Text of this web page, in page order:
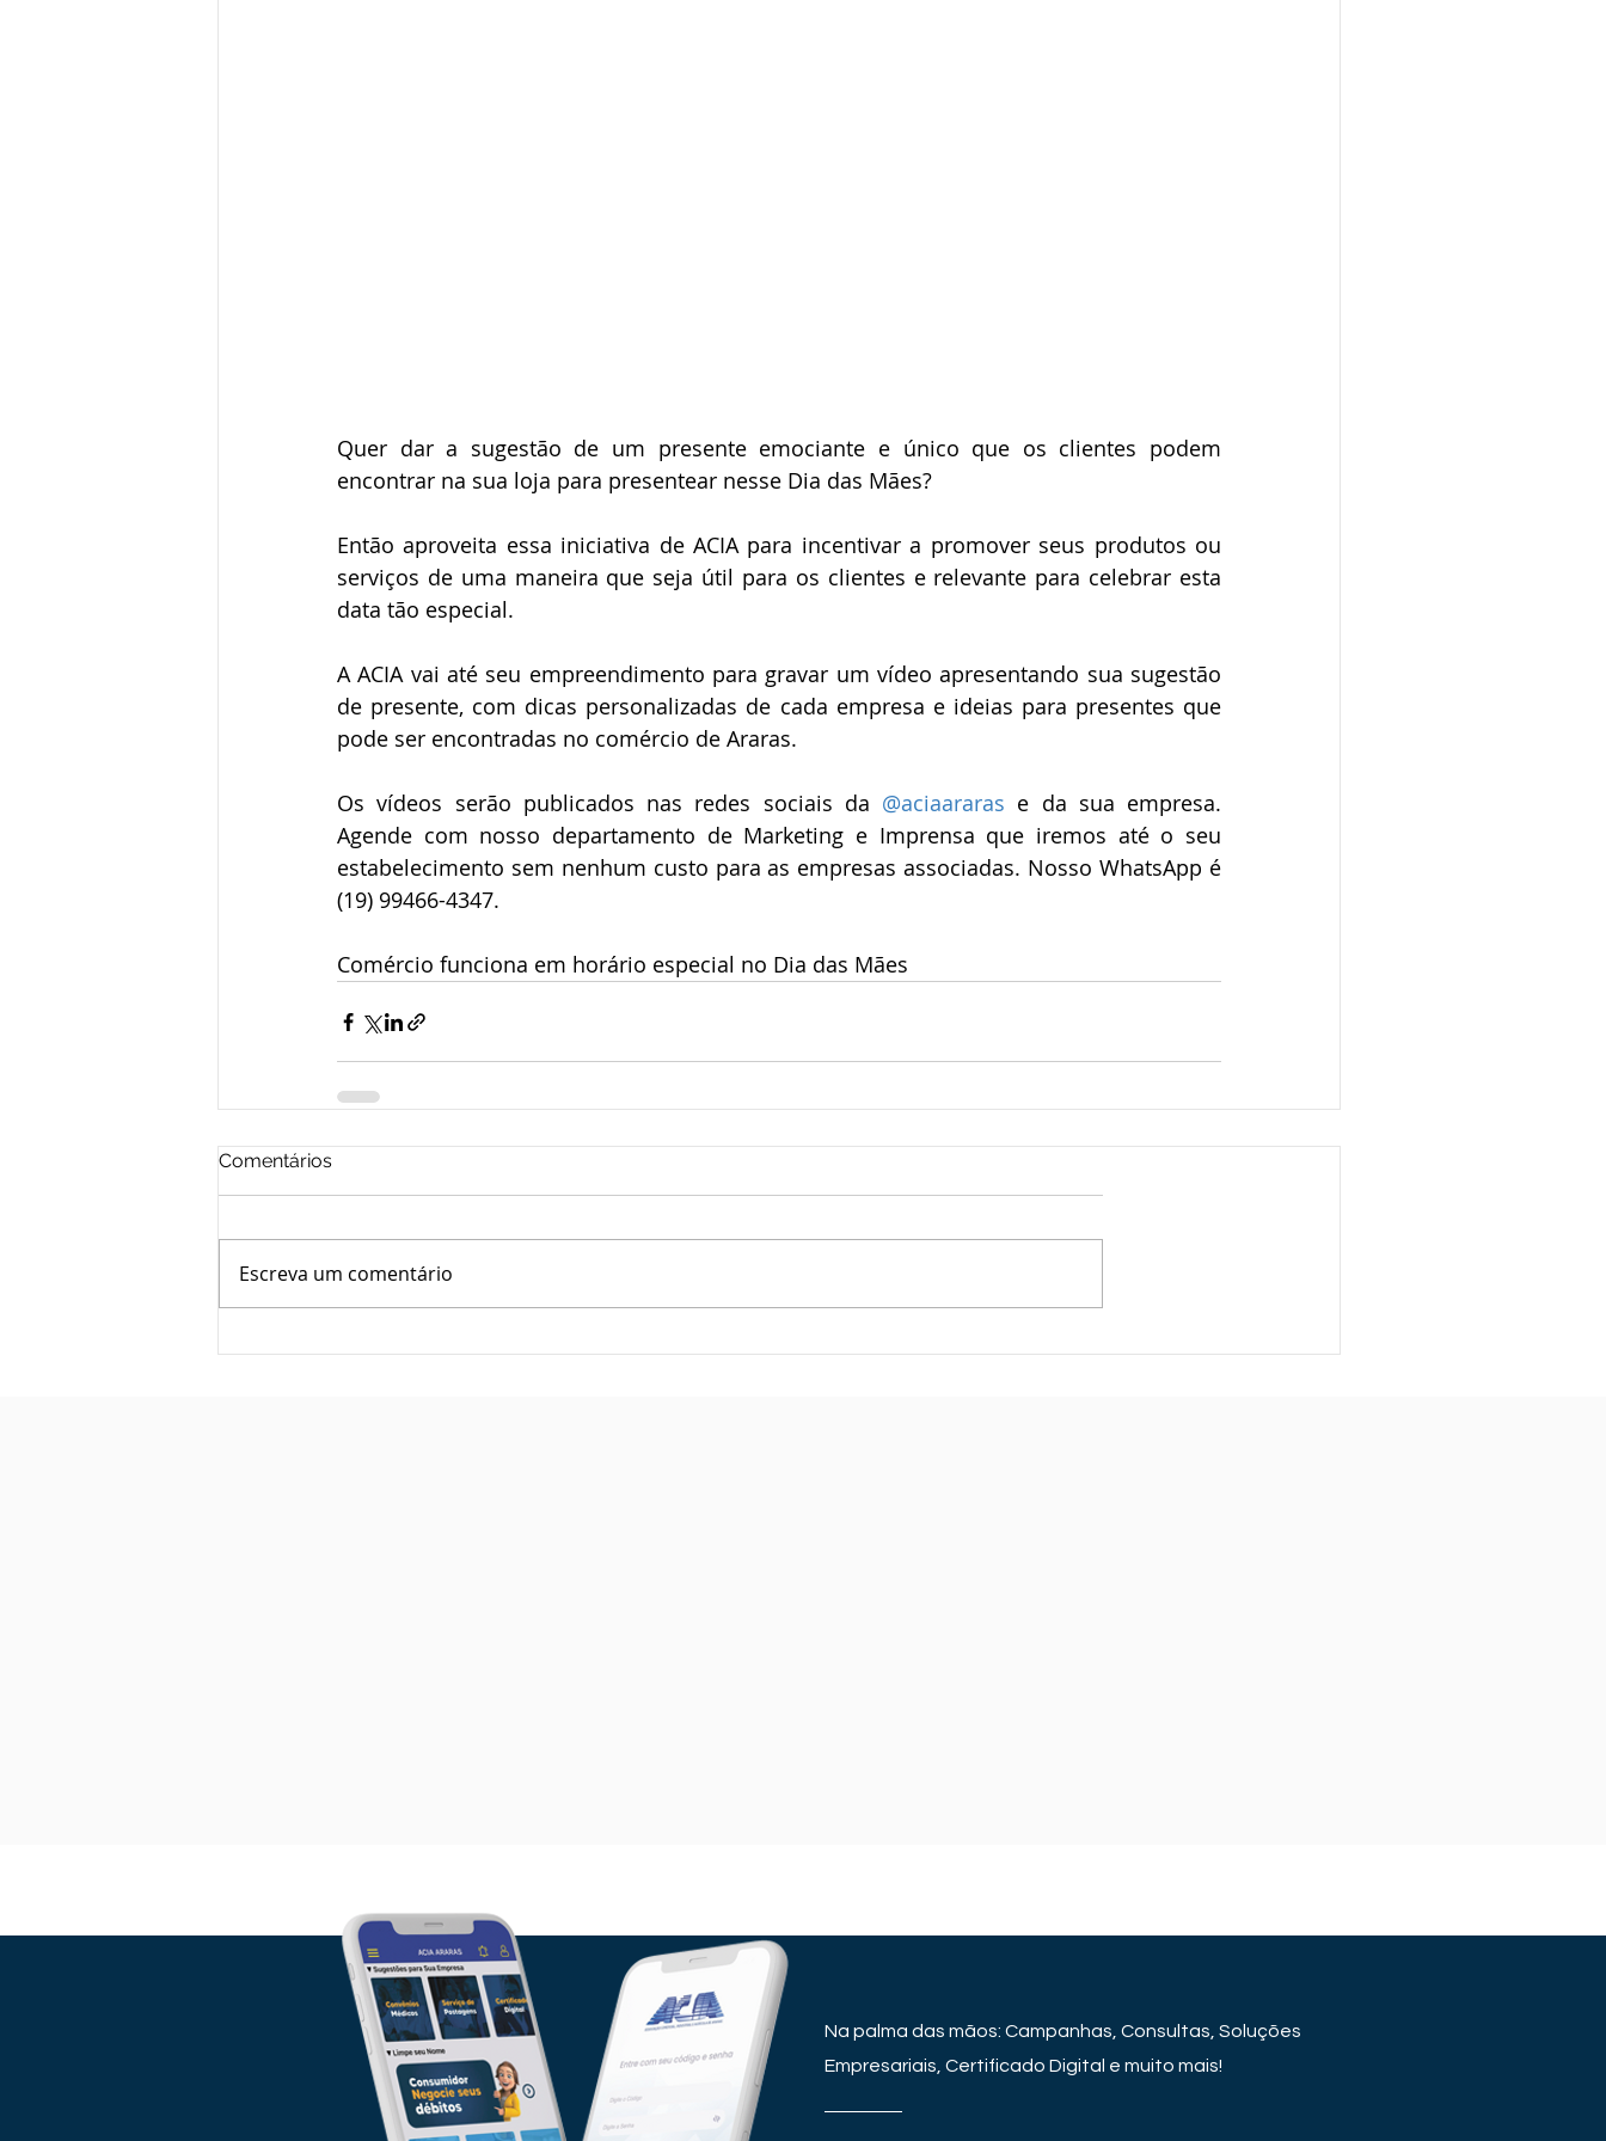
Quer dar a sugestão de um presente emociante e único que os clientes podem
encontrar na sua loja para presentear nesse Dia das Mães?
Então aproveita essa iniciativa de ACIA para incentivar a promover seus produtos ou
serviços de uma maneira que seja útil para os clientes e relevante para celebrar esta
data tão especial.
A ACIA vai até seu empreendimento para gravar um vídeo apresentando sua sugestão
de presente, com dicas personalizadas de cada empresa e ideias para presentes que
pode ser encontradas no comércio de Araras.
Os vídeos serão publicados nas redes sociais da @aciaararas e da sua empresa.
Agende com nosso departamento de Marketing e Imprensa que iremos até o seu
estabelecimento sem nenhum custo para as empresas associadas. Nosso WhatsApp é
(19) 99466-4347.
Comércio funciona em horário especial no Dia das Mães
Comentários
Escreva um comentário
Na palma das mãos: Campanhas, Consultas, Soluções
Empresariais, Certificado Digital e muito mais!